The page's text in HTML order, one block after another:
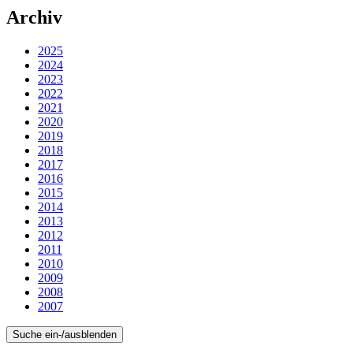
Archiv
2025
2024
2023
2022
2021
2020
2019
2018
2017
2016
2015
2014
2013
2012
2011
2010
2009
2008
2007
Suche ein-/ausblenden